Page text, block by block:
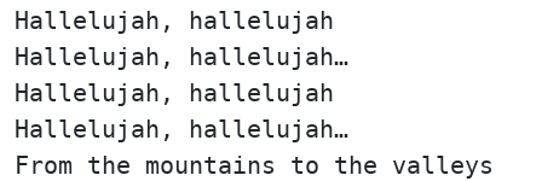
Hallelujah, hallelujah
Hallelujah, hallelujah…
Hallelujah, hallelujah
Hallelujah, hallelujah…
From the mountains to the valleys